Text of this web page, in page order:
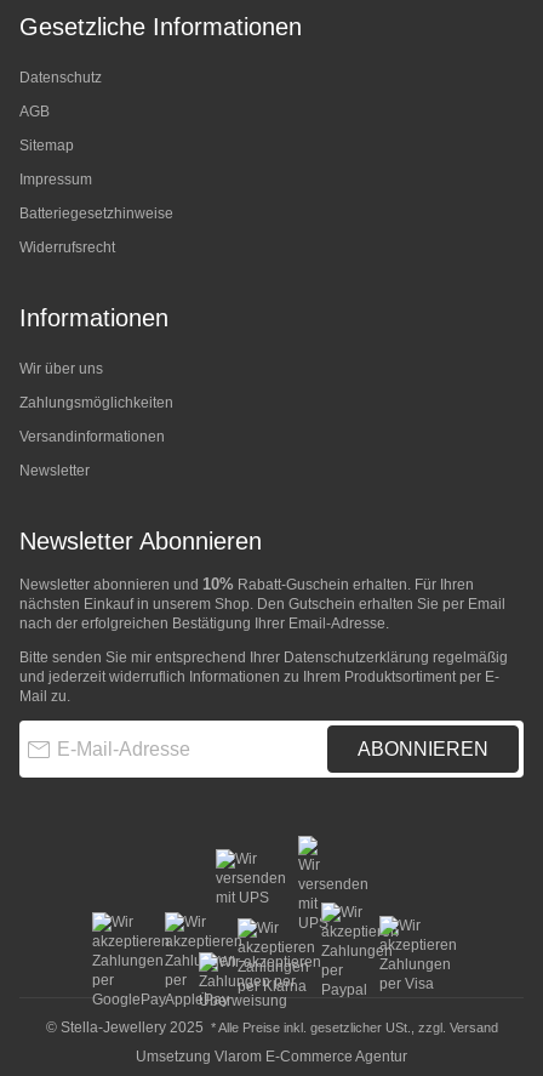
Gesetzliche Informationen
Datenschutz
AGB
Sitemap
Impressum
Batteriegesetzhinweise
Widerrufsrecht
Informationen
Wir über uns
Zahlungsmöglichkeiten
Versandinformationen
Newsletter
Newsletter Abonnieren
Newsletter abonnieren und 10% Rabatt-Guschein erhalten. Für Ihren
nächsten Einkauf in unserem Shop. Den Gutschein erhalten Sie per Email
nach der erfolgreichen Bestätigung Ihrer Email-Adresse.
Bitte senden Sie mir entsprechend Ihrer Datenschutzerklärung regelmäßig
und jederzeit widerruflich Informationen zu Ihrem Produktsortiment per E-
Mail zu.
ABONNIEREN
© Stella-Jewellery 2025 * Alle Preise inkl. gesetzlicher USt., zzgl. Versand
Umsetzung Vlarom E-Commerce Agentur